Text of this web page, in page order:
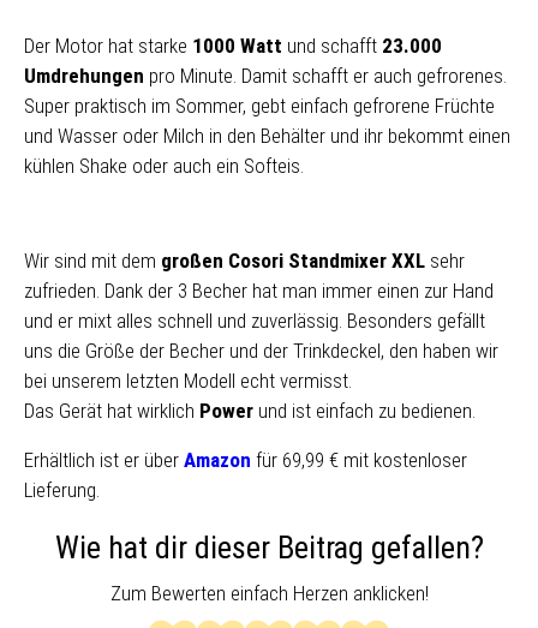
Der Motor hat starke 1000 Watt und schafft 23.000
Umdrehungen pro Minute. Damit schafft er auch gefrorenes.
Super praktisch im Sommer, gebt einfach gefrorene Früchte
und Wasser oder Milch in den Behälter und ihr bekommt einen
kühlen Shake oder auch ein Softeis.
Wir sind mit dem großen Cosori Standmixer XXL sehr
zufrieden. Dank der 3 Becher hat man immer einen zur Hand
und er mixt alles schnell und zuverlässig. Besonders gefällt
uns die Größe der Becher und der Trinkdeckel, den haben wir
bei unserem letzten Modell echt vermisst.
Das Gerät hat wirklich Power und ist einfach zu bedienen.
Erhältlich ist er über Amazon für 69,99 € mit kostenloser
Lieferung.
Wie hat dir dieser Beitrag gefallen?
Zum Bewerten einfach Herzen anklicken!